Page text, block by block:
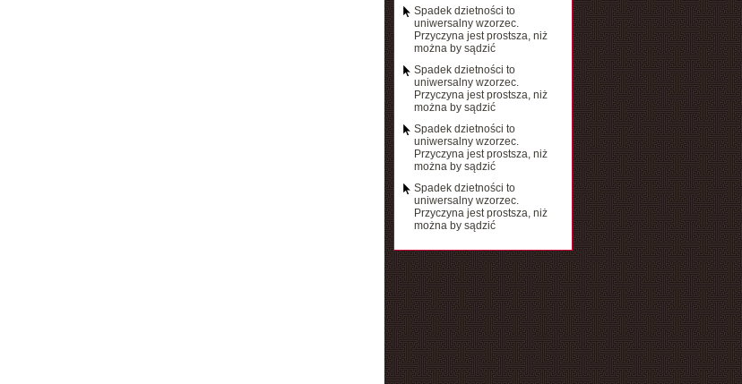
Spadek dzietności to
uniwersalny wzorzec.
Przyczyna jest prostsza, niż
można by sądzić
Spadek dzietności to
uniwersalny wzorzec.
Przyczyna jest prostsza, niż
można by sądzić
Spadek dzietności to
uniwersalny wzorzec.
Przyczyna jest prostsza, niż
można by sądzić
Spadek dzietności to
uniwersalny wzorzec.
Przyczyna jest prostsza, niż
można by sądzić